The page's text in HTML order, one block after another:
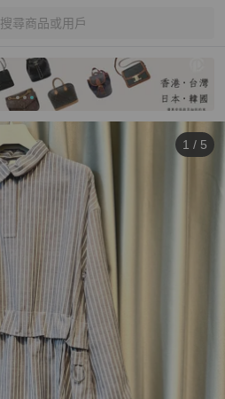
搜尋商品或用戶
1 / 5